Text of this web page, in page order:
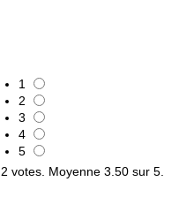
1
2
3
4
5
2 votes. Moyenne 3.50 sur 5.